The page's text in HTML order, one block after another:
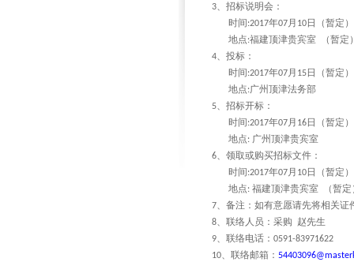
3、招标说明会：
时间 :2017年07月 10日（暂定）
地点:福建顶津贵宾室 （暂定
4、投标：
时间 :2017年07月 15日（暂定）
地点:广州顶津法务部
5、招标开标：
时间 :2017年07月 16日（暂定）
地点: 广州顶津贵宾室
6、领取或购买招标文件：
时间 :2017年07月 10日（暂定）
地点: 福建顶津贵宾室 （暂
7、备注：如有意愿请先将相关证
8、联络人员：采购 赵先生
9、联络电话： 0591-83971622
10、联络邮箱：